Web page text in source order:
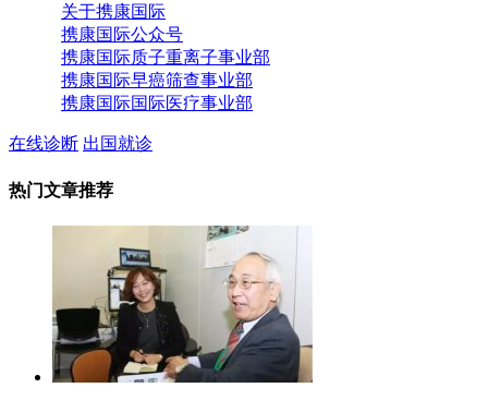
关于携康国际
携康国际公众号
携康国际质子重离子事业部
携康国际早癌筛查事业部
携康国际国际医疗事业部
在线诊断 出国就诊
热门文章推荐